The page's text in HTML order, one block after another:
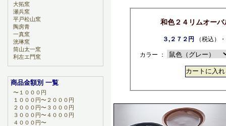
和色２４リムオーバ
３,２７２円 （税込）
カラー ：
大拓窯
瀬兵窯
平戸松山窯
陶房青
一真窯
洸琳窯
筒山太一窯
利左エ門窯
商品金額別 一覧
〜１０００円
１０００円〜２０００円
２０００円〜３０００円
３０００円〜４０００円
４０００円〜